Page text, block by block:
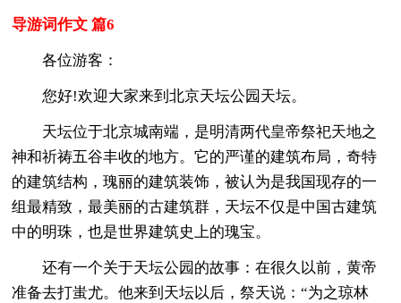
导游词作文 篇6
各位游客：
您好!欢迎大家来到北京天坛公园天坛。
天坛位于北京城南端，是明清两代皇帝祭祀天地之
神和祈祷五谷丰收的地方。它的严谨的建筑布局，奇特
的建筑结构，瑰丽的建筑装饰，被认为是我国现存的一
组最精致，最美丽的古建筑群，天坛不仅是中国古建筑
中的明珠，也是世界建筑史上的瑰宝。
还有一个关于天坛公园的故事：在很久以前，黄帝
准备去打蚩尤。他来到天坛以后，祭天说：“为之琼林